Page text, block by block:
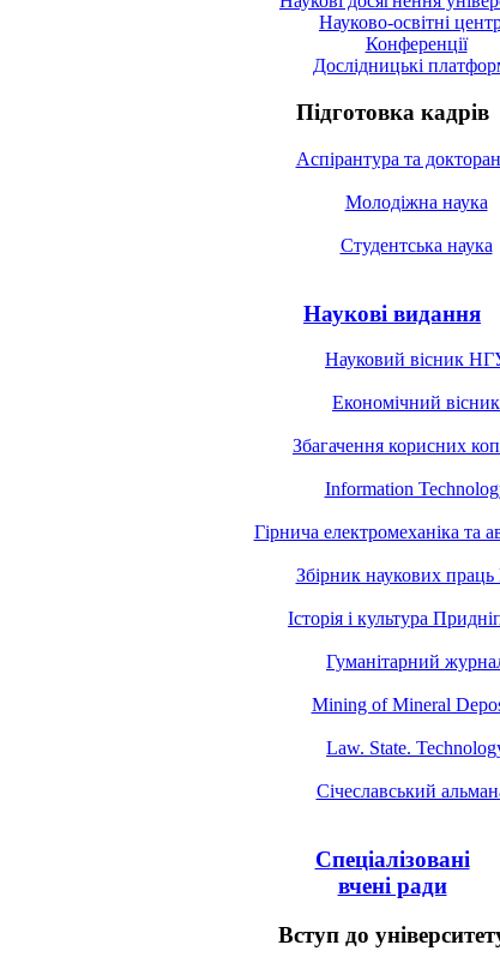
Науково-освітні
Конференції
Дослідницькі
Підготовка кадрів
Аспірантура та
Молодіжна наука
Студентська наука
Наукові видання
Науковий вісник
Економічний вісник
Збагачення корисних
Information
Гірнича електромеханіка та
Збірник наукових
Історія і культура
Гуманітарний
Mining of Mineral
Law. State.
Січеславський
Спеціалізовані
вчені ради
Вступ до